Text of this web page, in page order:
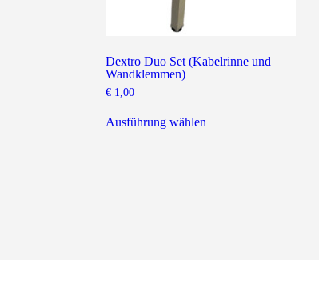
Dextro Duo Set (Kabelrinne und
Wandklemmen)
€ 1,00
Ausführung wählen